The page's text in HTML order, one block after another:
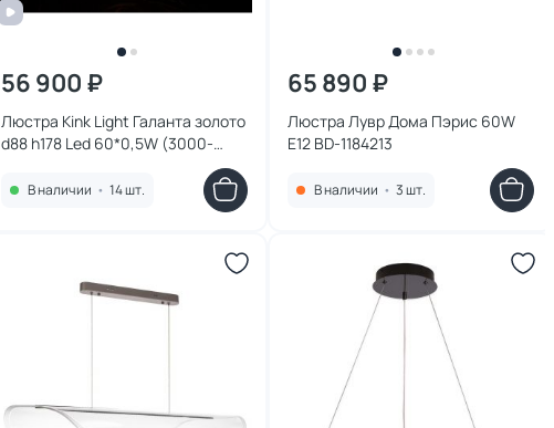
56 900 ₽
Люстра Kink Light Галанта золото
d88 h178 Led 60*0,5W (3000-
В наличии • 14 шт.
65 890 ₽
Люстра Лувр Дома Пэрис 60W
E12 BD-1184213
В наличии • 3 шт.